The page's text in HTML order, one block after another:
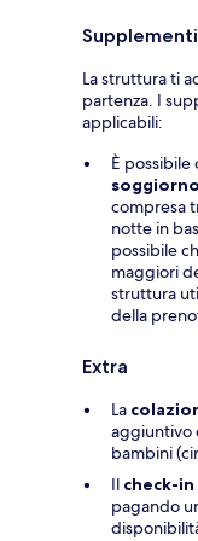
La struttura ti
partenza. I
applicabili:
È possibile
soggiorno
compresa
notte in
possibile
maggiori
struttura
della
Extra
La
aggiuntivo
bambini
Il check-
pagando